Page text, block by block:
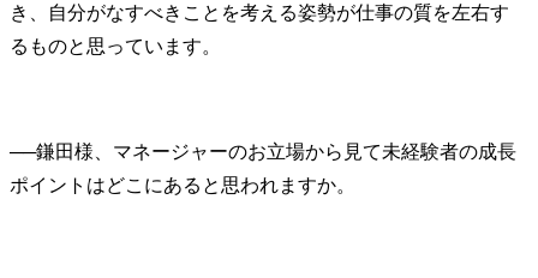
き、自分がなすべきことを考える姿勢が仕事の質を左右す
るものと思っています。
──鎌田様、マネージャーのお立場から見て未経験者の成長